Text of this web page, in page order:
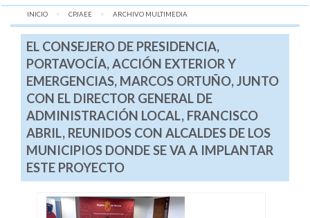
INICIO CPJAEE AQUÍ:
ARCHIVO MULTIMEDIA
EL CONSEJERO DE PRESIDENCIA,
PORTAVOCÍA, ACCIÓN EXTERIOR Y
EMERGENCIAS, MARCOS ORTUÑO, JUNTO
CON EL DIRECTOR GENERAL DE
ADMINISTRACIÓN LOCAL, FRANCISCO
ABRIL, REUNIDOS CON ALCALDES DE LOS
MUNICIPIOS DONDE SE VA A IMPLANTAR
ESTE PROYECTO